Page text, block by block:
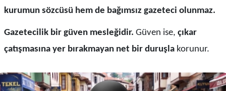
kurumun sözcüsü hem de bağımsız gazeteci olunmaz.
Gazetecilik bir güven mesleğidir. Güven ise, çıkar
çatışmasına yer bırakmayan net bir duruşla korunur.